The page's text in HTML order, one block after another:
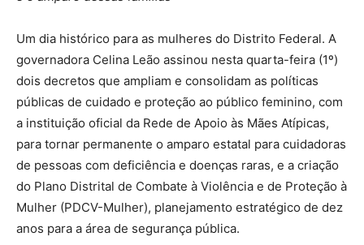
Um dia histórico para as mulheres do Distrito Federal. A
governadora Celina Leão assinou nesta quarta-feira (1º)
dois decretos que ampliam e consolidam as políticas
públicas de cuidado e proteção ao público feminino, com
a instituição oficial da Rede de Apoio às Mães Atípicas,
para tornar permanente o amparo estatal para cuidadoras
de pessoas com deficiência e doenças raras, e a criação
do Plano Distrital de Combate à Violência e de Proteção à
Mulher (PDCV-Mulher), planejamento estratégico de dez
anos para a área de segurança pública.